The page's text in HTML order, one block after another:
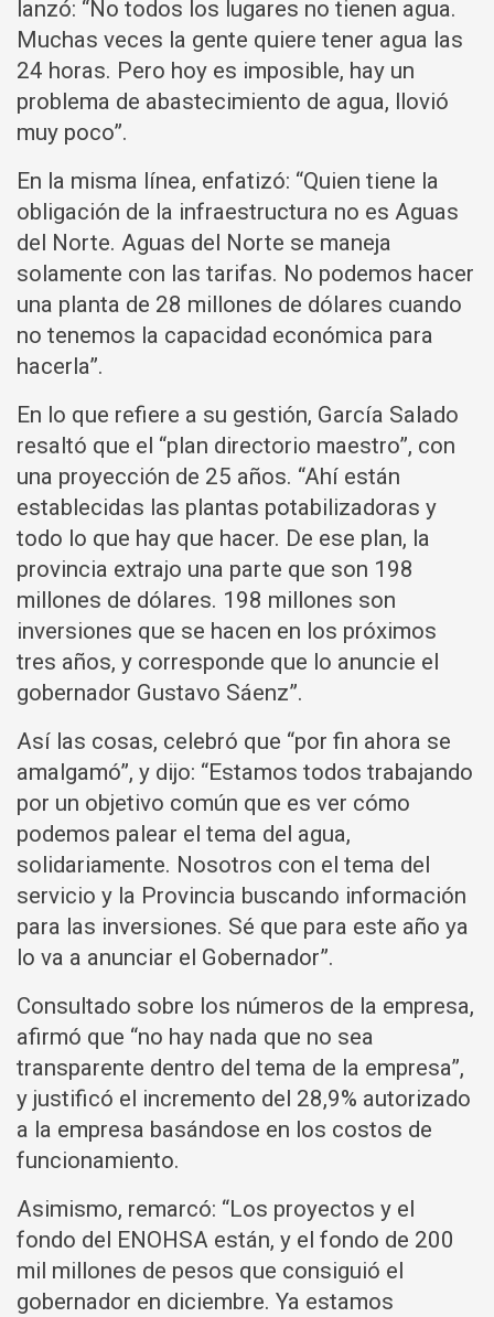
lanzó: “No todos los lugares no tienen agua.
Muchas veces la gente quiere tener agua las
24 horas. Pero hoy es imposible, hay un
problema de abastecimiento de agua, llovió
muy poco”.
En la misma línea, enfatizó: “Quien tiene la
obligación de la infraestructura no es Aguas
del Norte. Aguas del Norte se maneja
solamente con las tarifas. No podemos hacer
una planta de 28 millones de dólares cuando
no tenemos la capacidad económica para
hacerla”.
En lo que refiere a su gestión, García Salado
resaltó que el “plan directorio maestro”, con
una proyección de 25 años. “Ahí están
establecidas las plantas potabilizadoras y
todo lo que hay que hacer. De ese plan, la
provincia extrajo una parte que son 198
millones de dólares. 198 millones son
inversiones que se hacen en los próximos
tres años, y corresponde que lo anuncie el
gobernador Gustavo Sáenz”.
Así las cosas, celebró que “por fin ahora se
amalgamó”, y dijo: “Estamos todos trabajando
por un objetivo común que es ver cómo
podemos palear el tema del agua,
solidariamente. Nosotros con el tema del
servicio y la Provincia buscando información
para las inversiones. Sé que para este año ya
lo va a anunciar el Gobernador”.
Consultado sobre los números de la empresa,
afirmó que “no hay nada que no sea
transparente dentro del tema de la empresa”,
y justificó el incremento del 28,9% autorizado
a la empresa basándose en los costos de
funcionamiento.
Asimismo, remarcó: “Los proyectos y el
fondo del ENOHSA están, y el fondo de 200
mil millones de pesos que consiguió el
gobernador en diciembre. Ya estamos